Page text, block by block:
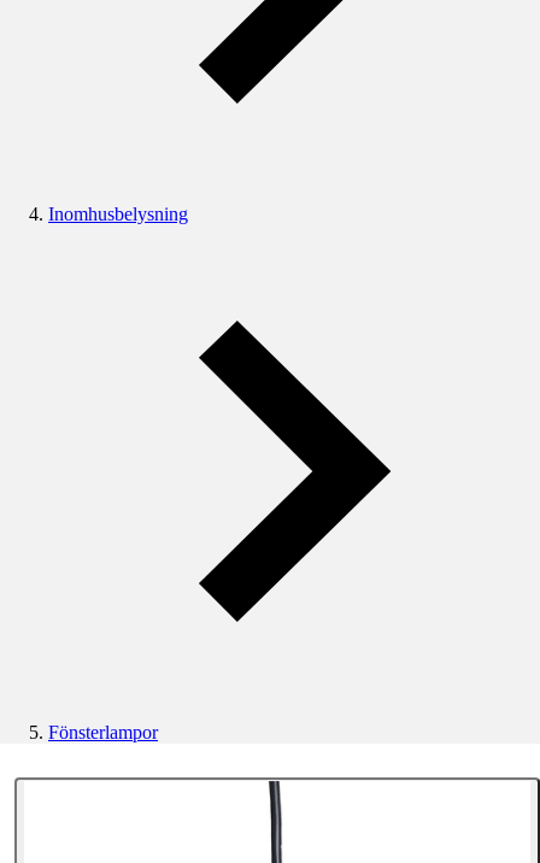
Inomhusbelysning
Fönsterlampor